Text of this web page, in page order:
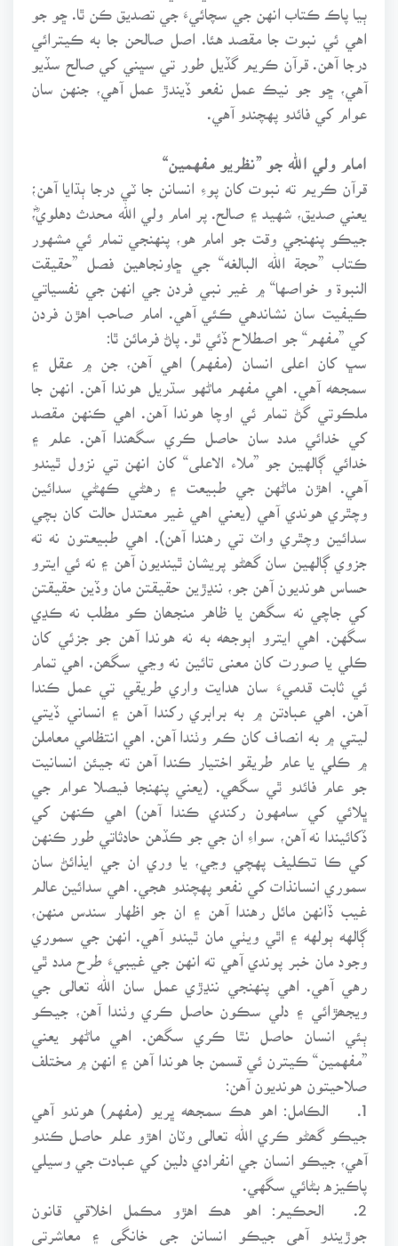
ٻيا پاڪ ڪتاب انهن جي سچائيءَ جي تصديق ڪن ٿا. ڇو جو
اهي ئي نبوت جا مقصد هئا. اصل صالحن جا به ڪيترائي
درجا آهن. قرآن ڪريم گڏيل طور تي سڀني کي صالح سڏيو
آهي، ڇو جو نيڪ عمل نفعو ڏيندڙ عمل آهي، جنهن سان
عوام کي فائدو پهچندو آهي.
امام ولي الله جو ”نظريو مفهمين“
قرآن ڪريم ته نبوت کان پوءِ انسانن جا ٽي درجا ٻڌايا آهن؛
يعني صديق، شهيد ۽ صالح. پر امام ولي الله محدث دهلويؓ،
جيڪو پنهنجي وقت جو امام هو، پنهنجي تمام ئي مشهور
ڪتاب ”حجة الله البالغه“ جي ڇاونجاهين فصل ”حقيقت
النبوة و خواصها“ ۾ غير نبي فردن جي انهن جي نفسياتي
ڪيفيت سان نشاندهي ڪئي آهي. امام صاحب اهڙن فردن
کي ”مفهم“ جو اصطلاح ڏئي ٿو. پاڻ فرمائن ٿا:
سڀ کان اعلى انسان (مفهم) اهي آهن، جن ۾ عقل ۽
سمجھه آهي. اهي مفهم ماڻهو سڌريل هوندا آهن. انهن جا
ملڪوتي گڻ تمام ئي اوچا هوندا آهن. اهي ڪنهن مقصد
کي خدائي مدد سان حاصل ڪري سگھندا آهن. علم ۽
خدائي ڳالهين جو ”ملاء الاعلى“ کان انهن تي نزول ٿيندو
آهي. اهڙن ماڻهن جي طبيعت ۽ رهڻي ڪهڻي سدائين
وچٿري هوندي آهي (يعني اهي غير معتدل حالت کان بچي
سدائين وچٿري واٽ تي رهندا آهن). اهي طبيعتون نه ته
جزوي ڳالهين سان گھڻو پريشان ٿينديون آهن ۽ نه ئي ايترو
حساس هونديون آهن جو، ننڍڙين حقيقتن مان وڏين حقيقتن
کي جاچي نه سگھن يا ظاهر منجھان ڪو مطلب نه ڪڍي
سگهن. اهي ايترو اٻوجھه به نه هوندا آهن جو جزئي کان
ڪلي يا صورت کان معنى تائين نه وڃي سگھن. اهي تمام
ئي ثابت قدميءَ سان هدايت واري طريقي تي عمل ڪندا
آهن. اهي عبادتن ۾ به برابري رکندا آهن ۽ انساني ڏيتي
ليتي ۾ به انصاف کان ڪم وٺندا آهن. اهي انتظامي معاملن
۾ ڪلي يا عام طريقو اختيار ڪندا آهن ته جيئن انسانيت
جو عام فائدو ٿي سگھي. (يعني پنهنجا فيصلا عوام جي
ڀلائي کي سامهون رکندي ڪندا آهن) اهي ڪنهن کي
ڏکائيندا نه آهن، سواءِ ان جي جو ڪڏهن حادثاتي طور ڪنهن
کي ڪا تڪليف پهچي وڃي، يا وري ان جي ايذائڻ سان
سموري انسانذات کي نفعو پهچندو هجي. اهي سدائين عالم
غيب ڏانهن مائل رهندا آهن ۽ ان جو اظهار سندس منهن،
ڳالهه ٻولهه ۽ اٿي ويٺي مان ٿيندو آهي. انهن جي سموري
وجود مان خبر پوندي آهي ته انهن جي غيبيءَ طرح مدد ٿي
رهي آهي. اهي پنهنجي ننڍڙي عمل سان الله تعالى جي
ويجھڙائي ۽ دلي سڪون حاصل ڪري وٺندا آهن، جيڪو
ٻئي انسان حاصل نٿا ڪري سگھن. اهي ماڻهو يعني
”مفهمين“ ڪيترن ئي قسمن جا هوندا آهن ۽ انهن ۾ مختلف
صلاحيتون هونديون آهن:
1. الڪامل: اهو هڪ سمجھه ڀريو (مفهم) هوندو آهي
جيڪو گھڻو ڪري الله تعالى وٽان اهڙو علم حاصل ڪندو
آهي، جيڪو انسان جي انفرادي دلين کي عبادت جي وسيلي
پاڪيزه بڻائي سگهي.
2. الحڪيم: اهو هڪ اهڙو مڪمل اخلاقي قانون
جوڙيندو آهي جيڪو انسانن جي خانگي ۽ معاشرتي